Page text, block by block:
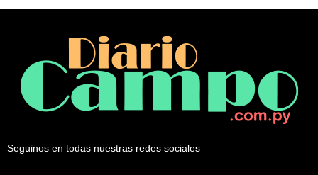
Seguinos en todas nuestras redes sociales